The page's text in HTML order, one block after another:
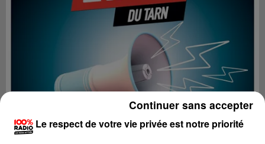
Le respect de votre vie privée est notre priorité
Continuer sans accepter